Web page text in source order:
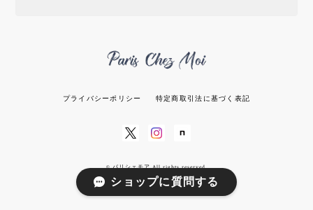
プライバシーポリシー 特定商取引法に基づく表記
© パリシェモア All rights reserved.
ショップに質問する